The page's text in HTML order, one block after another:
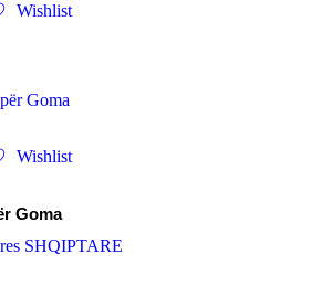
Wishlist
Wishlist
Goma